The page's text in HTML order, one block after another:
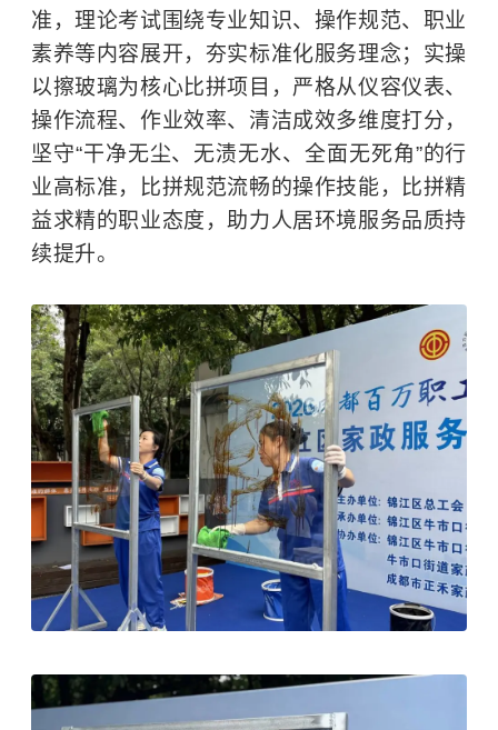
准，理论考试围绕专业知识、操作规范、职业
素养等内容展开，夯实标准化服务理念；实操
以擦玻璃为核心比拼项目，严格从仪容仪表、
操作流程、作业效率、清洁成效多维度打分，
坚守“干净无尘、无渍无水、全面无死角”的行
业高标准，比拼规范流畅的操作技能，比拼精
益求精的职业态度，助力人居环境服务品质持
续提升。